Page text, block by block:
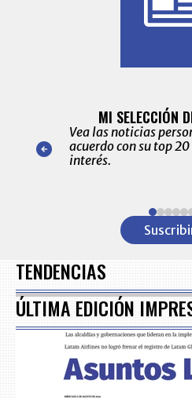
nuestro
para
MI SELECCIÓN
Vea las noticias
acuerdo con su top
interés.
TENDENCIAS
ÚLTIMA EDICIÓN